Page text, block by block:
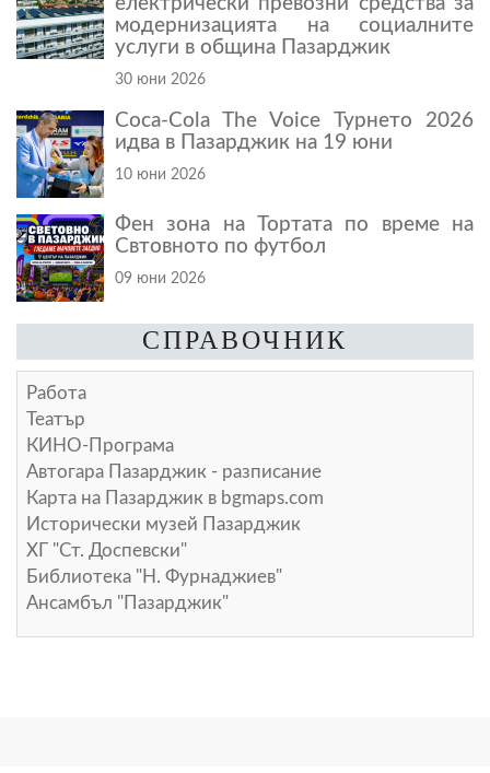
модернизацията на социалните
услуги в община Пазарджик
30 юни 2026
Coca-Cola The Voice Турнето 2026
идва в Пазарджик на 19 юни
10 юни 2026
Фен зона на Тортата по време на
Свтовното по футбол
09 юни 2026
СПРАВОЧНИК
Работа
Театър
КИНО-Програма
Автогара Пазарджик - разписание
Карта на Пазарджик в bgmaps.com
Исторически музей Пазарджик
ХГ "Ст. Доспевски"
Библиотека "Н. Фурнаджиев"
Ансамбъл "Пазарджик"